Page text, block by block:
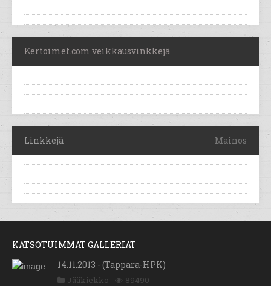
Kertoimet.com veikkausvinkkejä
Linkkejä Mainos
KATSOTUIMMAT GALLERIAT
14.11.2013 - (Tappara-HPK)
Jääkiekko 89490